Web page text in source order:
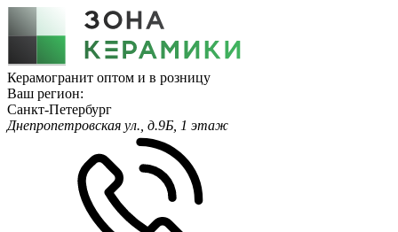
Керамогранит оптом и в розницу
Ваш регион:
Санкт-Петербург
Днепропетровская ул., д.9Б, 1 этаж